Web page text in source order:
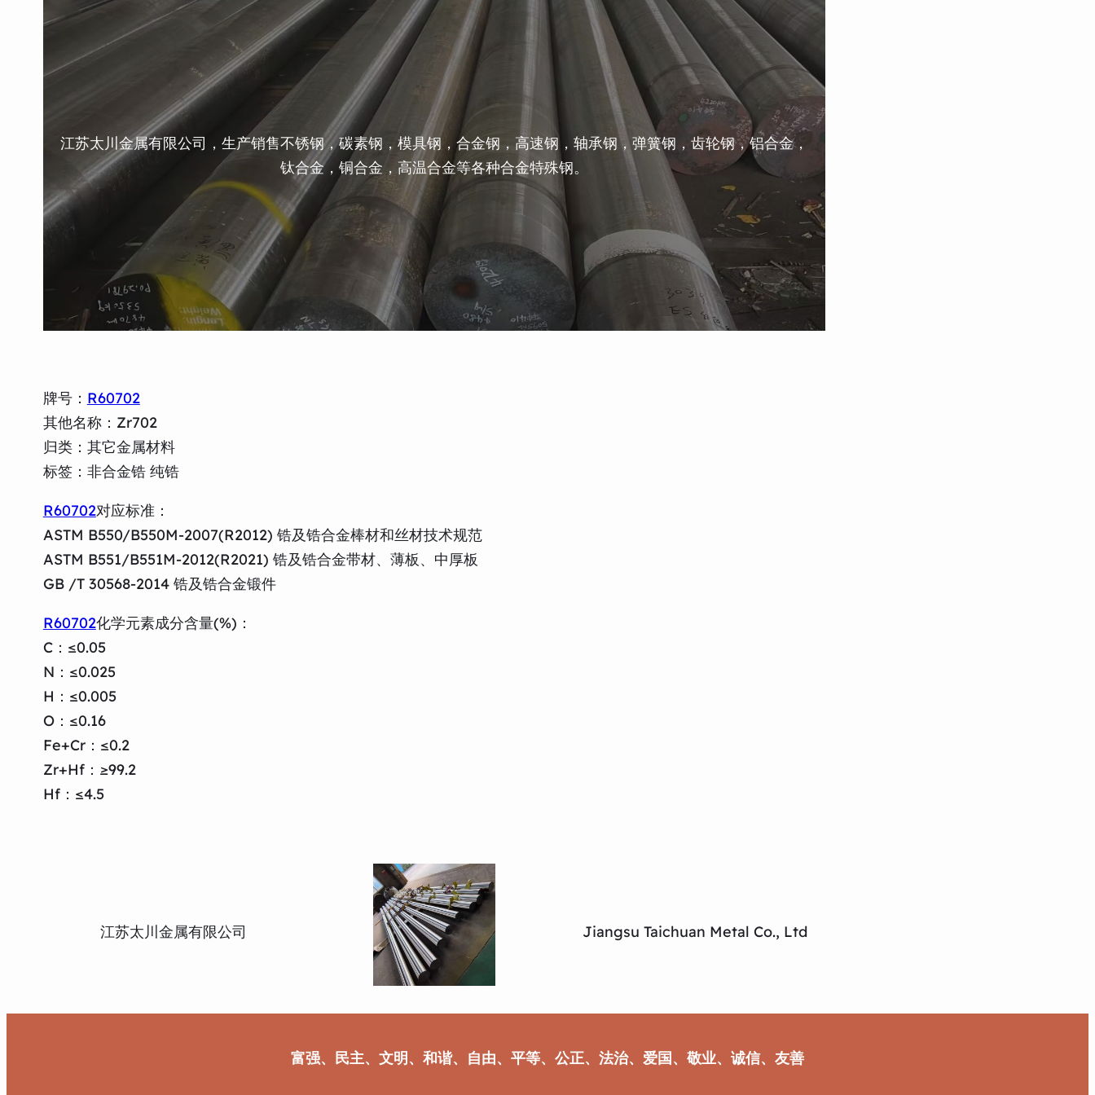
江苏太川金属有限公司，生产销售不锈钢，碳素钢，模具钢，合金钢，高速钢，轴承钢，弹簧钢，齿轮钢，铝合金，
钛合金，铜合金，高温合金等各种合金特殊钢。
牌号： R60702
其他名称：Zr702
归类：其它金属材料
标签：非合金锆 纯锆
R60702对应标准：
ASTM B550/B550M-2007(R2012) 锆及锆合金棒材和丝材技术规范
ASTM B551/B551M-2012(R2021) 锆及锆合金带材、薄板、中厚板
GB /T 30568-2014 锆及锆合金锻件
R60702化学元素成分含量(%)：
C：≤0.05
N：≤0.025
H：≤0.005
O：≤0.16
Fe+Cr：≤0.2
Zr+Hf：≥99.2
Hf：≤4.5
江苏太川金属有限公司 Jiangsu Taichuan Metal Co., Ltd
富强、民主、文明、和谐、自由、平等、公正、法治、爱国、敬业、诚信、友善